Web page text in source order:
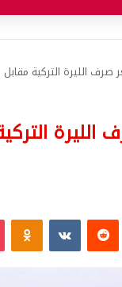
الليرة التركية مقابل